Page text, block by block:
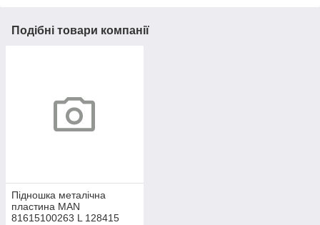
Подібні товари компанії
Підношка металічна
пластина MAN
81615100263 L 128415